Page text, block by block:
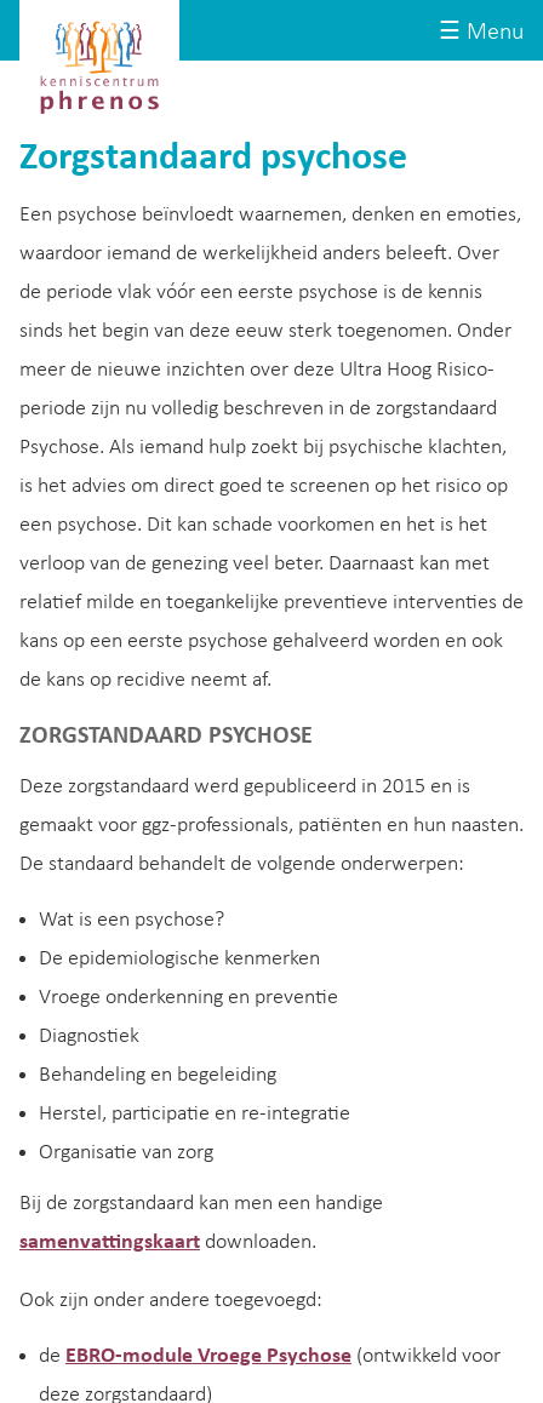
☰ Menu
Kenniscentrum
Phrenos
website
Zorgstandaard psychose
Een psychose beïnvloedt waarnemen, denken en emoties,
waardoor iemand de werkelijkheid anders beleeft. Over
de periode vlak vóór een eerste psychose is de kennis
sinds het begin van deze eeuw sterk toegenomen. Onder
meer de nieuwe inzichten over deze Ultra Hoog Risico-
periode zijn nu volledig beschreven in de zorgstandaard
Psychose. Als iemand hulp zoekt bij psychische klachten,
is het advies om direct goed te screenen op het risico op
een psychose. Dit kan schade voorkomen en het is het
verloop van de genezing veel beter. Daarnaast kan met
relatief milde en toegankelijke preventieve interventies de
kans op een eerste psychose gehalveerd worden en ook
de kans op recidive neemt af.
ZORGSTANDAARD PSYCHOSE
Deze zorgstandaard werd gepubliceerd in 2015 en is
gemaakt voor ggz-professionals, patiënten en hun naasten.
De standaard behandelt de volgende onderwerpen:
Wat is een psychose?
De epidemiologische kenmerken
Vroege onderkenning en preventie
Diagnostiek
Behandeling en begeleiding
Herstel, participatie en re-integratie
Organisatie van zorg
Bij de zorgstandaard kan men een handige
samenvattingskaart downloaden.
Ook zijn onder andere toegevoegd:
de EBRO-module Vroege Psychose (ontwikkeld voor
deze zorgstandaard)